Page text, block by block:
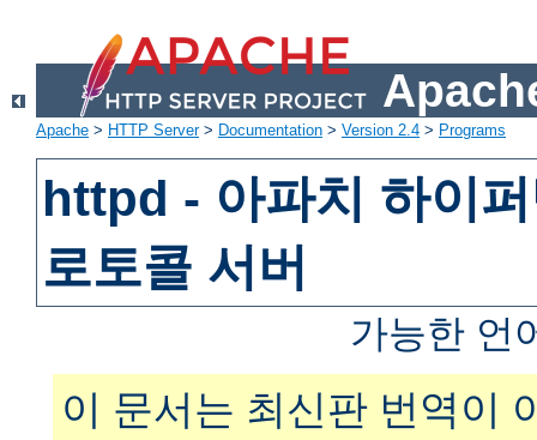
Apache > HTTP Server> Documentation > Version 2.4 > Programs
httpd - 아파치 하이
로토콜 서버
가능한 언
이 문서는 최신판 번역이